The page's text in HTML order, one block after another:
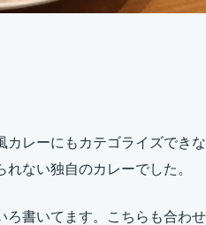
カレーにもカテゴライズできな
ない独自のカレーでした。
ろ書いてます。こちらも合わせ